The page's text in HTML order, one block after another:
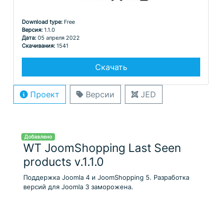
Download type: Free
Версия: 1.1.0
Дата: 05 апреля 2022
Скачивания: 1541
Скачать
Проект Версии JED
Добавлено
WT JoomShopping Last Seen
products v.1.1.0
Поддержка Joomla 4 и JoomShopping 5. Разработка
версий для Joomla 3 заморожена.